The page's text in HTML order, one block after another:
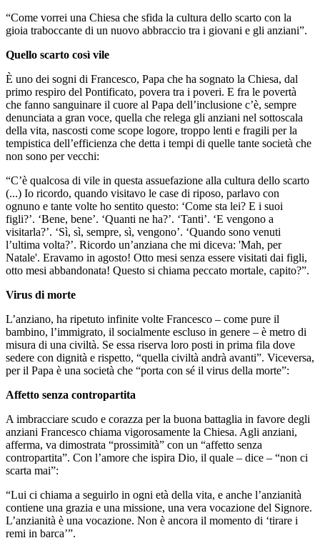
“Come vorrei una Chiesa che sfida la cultura dello scarto con la
gioia traboccante di un nuovo abbraccio tra i giovani e gli anziani”.
Quello scarto così vile
È uno dei sogni di Francesco, Papa che ha sognato la Chiesa, dal
primo respiro del Pontificato, povera tra i poveri. E fra le povertà
che fanno sanguinare il cuore al Papa dell’inclusione c’è, sempre
denunciata a gran voce, quella che relega gli anziani nel sottoscala
della vita, nascosti come scope logore, troppo lenti e fragili per la
tempistica dell’efficienza che detta i tempi di quelle tante società che
non sono per vecchi:
“C’è qualcosa di vile in questa assuefazione alla cultura dello scarto
(...) Io ricordo, quando visitavo le case di riposo, parlavo con
ognuno e tante volte ho sentito questo: ‘Come sta lei? E i suoi
figli?’. ‘Bene, bene’. ‘Quanti ne ha?’. ‘Tanti’. ‘E vengono a
visitarla?’. ‘Sì, sì, sempre, sì, vengono’. ‘Quando sono venuti
l’ultima volta?’. Ricordo un’anziana che mi diceva: 'Mah, per
Natale'. Eravamo in agosto! Otto mesi senza essere visitati dai figli,
otto mesi abbandonata! Questo si chiama peccato mortale, capito?”.
Virus di morte
L’anziano, ha ripetuto infinite volte Francesco – come pure il
bambino, l’immigrato, il socialmente escluso in genere – è metro di
misura di una civiltà. Se essa riserva loro posti in prima fila dove
sedere con dignità e rispetto, “quella civiltà andrà avanti”. Viceversa,
per il Papa è una società che “porta con sé il virus della morte”:
Affetto senza contropartita
A imbracciare scudo e corazza per la buona battaglia in favore degli
anziani Francesco chiama vigorosamente la Chiesa. Agli anziani,
afferma, va dimostrata “prossimità” con un “affetto senza
contropartita”. Con l’amore che ispira Dio, il quale – dice – “non ci
scarta mai”:
“Lui ci chiama a seguirlo in ogni età della vita, e anche l’anzianità
contiene una grazia e una missione, una vera vocazione del Signore.
L’anzianità è una vocazione. Non è ancora il momento di ‘tirare i
remi in barca’”.